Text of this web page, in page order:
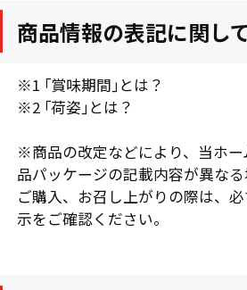
商品情報の表記に関し
※1 ｢賞味期間｣とは？
※2 ｢荷姿｣とは？
※商品の改定などにより、当ホ
品パッケージの記載内容が異なる
ご購入、お召し上がりの際は、
示をご確認ください。